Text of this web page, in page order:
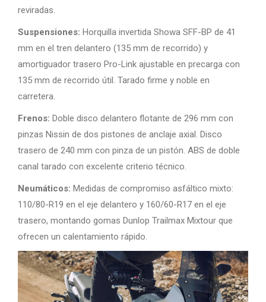
reviradas.
Suspensiones: Horquilla invertida Showa SFF-BP de 41
mm en el tren delantero (135 mm de recorrido) y
amortiguador trasero Pro-Link ajustable en precarga con
135 mm de recorrido útil. Tarado firme y noble en
carretera.
Frenos: Doble disco delantero flotante de 296 mm con
pinzas Nissin de dos pistones de anclaje axial. Disco
trasero de 240 mm con pinza de un pistón. ABS de doble
canal tarado con excelente criterio técnico.
Neumáticos: Medidas de compromiso asfáltico mixto:
110/80-R19 en el eje delantero y 160/60-R17 en el eje
trasero, montando gomas Dunlop Trailmax Mixtour que
ofrecen un calentamiento rápido.